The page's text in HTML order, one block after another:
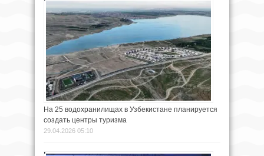
На 25 водохранилищах в Узбекистане планируется
создать центры туризма
29.04.2026 05:10